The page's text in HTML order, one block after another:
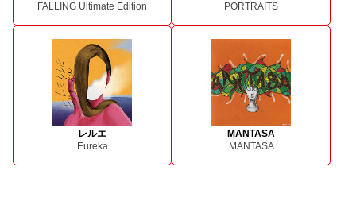
FALLING Ultimate Edition
PORTRAITS
レルエ
Eureka
MANTASA
MANTASA